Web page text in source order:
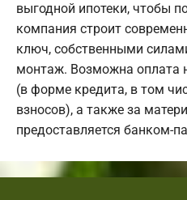
выгодной ипотеки, чтобы
компания строит
ключ, собственными
монтаж. Возможна оплата
(в форме кредита, в том
взносов), а также за
предоставляется банком-